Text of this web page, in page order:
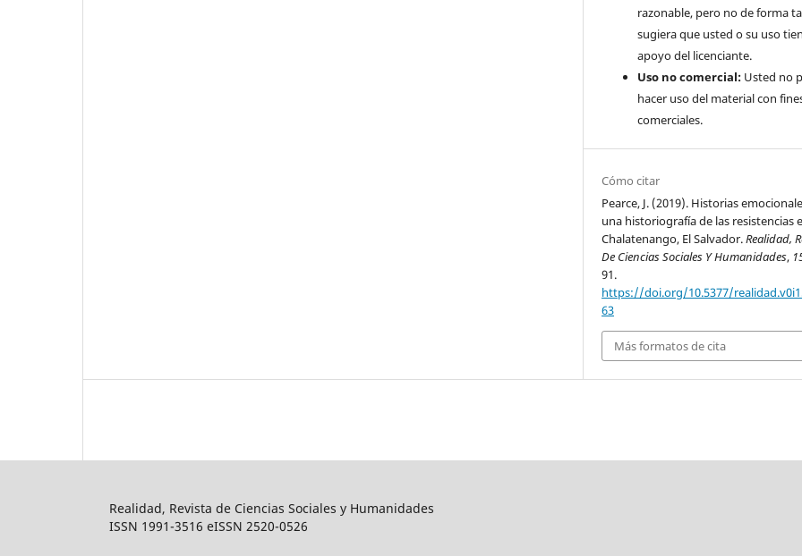
razonable, pero no de forma
sugiera que usted o su uso
apoyo del licenciante.
Uso no comercial: Usted no
hacer uso del material con
comerciales.
Cómo citar
Pearce, J. (2019). Historias
una historiografía de las resistencias
Chalatenango, El Salvador.Realidad,
De Ciencias Sociales Y Humanidades,
91.
https://doi.org/10.5377/
63
Más formatos de cita
Realidad, Revista de Ciencias Sociales y Humanidades
ISSN 1991-3516 eISSN 2520-0526